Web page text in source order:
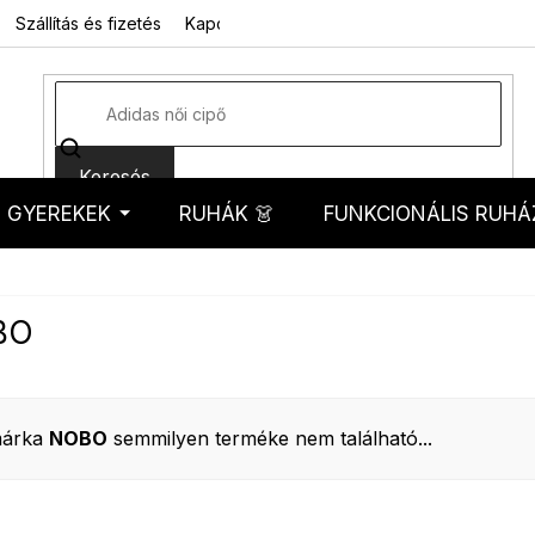
Szállítás és fizetés Kapcsolat
Keresés
GYEREKEK RUHÁK 👗 FUNKCIONÁLIS
NOBO semmilyen terméke nem található...